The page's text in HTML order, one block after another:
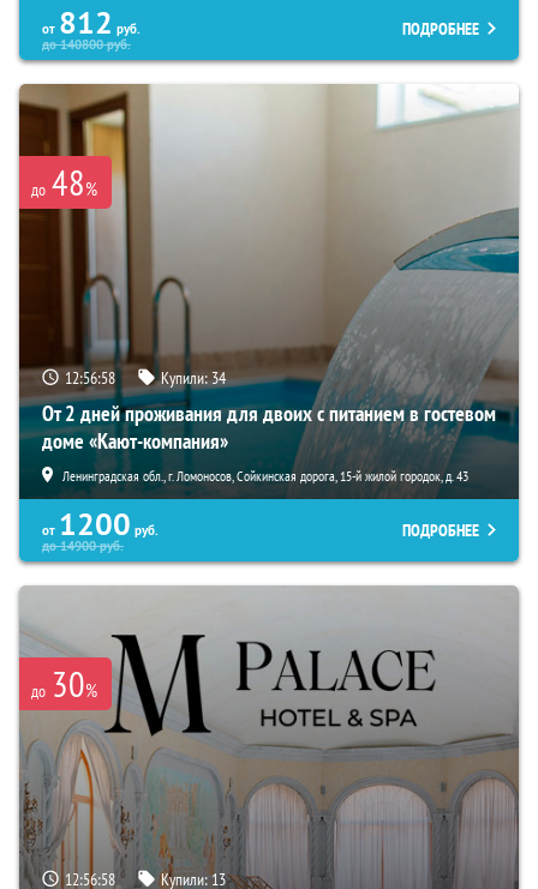
от 812 руб.
до140800руб.
ПОДРОБНЕЕ
до 48%
12:56:56 Купили:34
От 2 дней проживания для двоих с питанием в гостевом
доме «Кают-компания»
Ленинградская обл., г. Ломоносов, Сойкинская дорога, 15-й жилой городок, д. 43
от 1200 руб.
до14900руб.
ПОДРОБНЕЕ
до 30%
12:56:56 Купили:13